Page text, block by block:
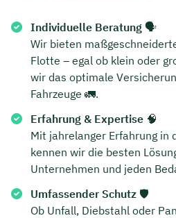
Individuelle Beratung 🗣️
Wir bieten
Flotte – egal ob klein oder
wir das optimale
Fahrzeuge 🚛.
Erfahrung & Expertise 🧠
Mit jahrelanger Erfahrung in
kennen wir die besten
Unternehmen und jeden
Umfassender Schutz 🛡️
Ob Unfall, Diebstahl oder